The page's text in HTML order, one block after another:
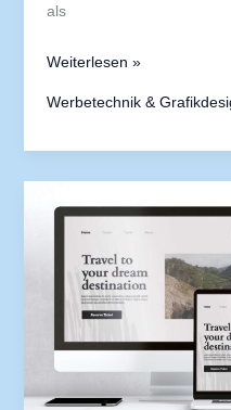
als
Weiterlesen »
Werbetechnik &
VSE
DESIGN
Düsseldorf
Branding